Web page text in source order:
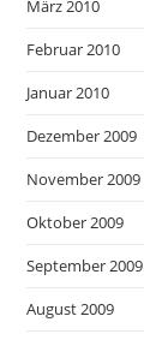
März 2010
Februar 2010
Januar 2010
Dezember 2009
November 2009
Oktober 2009
September 2009
August 2009